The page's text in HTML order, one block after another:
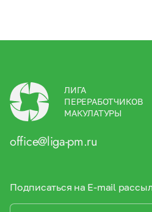
ЛИГА
ПЕРЕРАБОТЧИКОВ
МАКУЛАТУРЫ
office@liga-pm.ru
Подписаться на E-mail